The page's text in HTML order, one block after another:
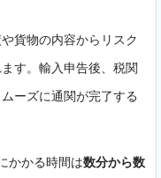
貨物の内容からリスク
す。輸入申告後、税関
ーズに通関が完了する
かかる時間は数分から数